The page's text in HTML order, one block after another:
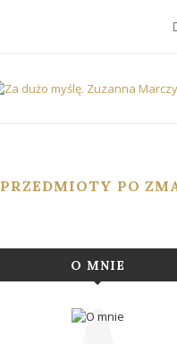
PRZEDMIOTY PO
O MNIE